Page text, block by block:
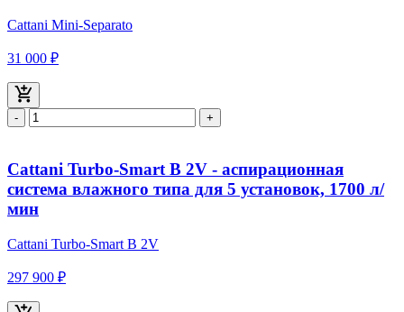
Cattani Mini-Separato
31 000 ₽
- +
Cattani Turbo-Smart В 2V - аспирационная
система влажного типа для 5 установок, 1700 л/
мин
Cattani Turbo-Smart В 2V
297 900 ₽